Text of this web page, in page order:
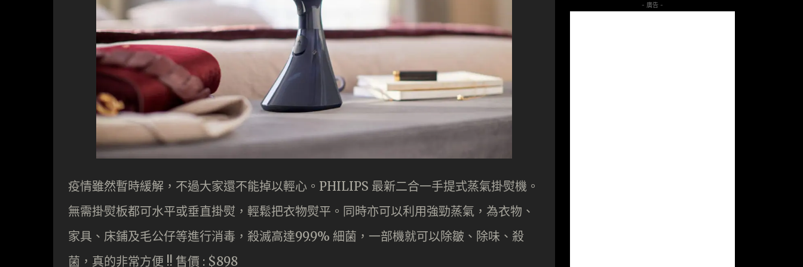
疫情雖然暫時緩解，不過大家還不能掉以輕心。PHILIPS 最新二合一手提式蒸氣掛熨機。
無需掛熨板都可水平或垂直掛熨，輕鬆把衣物熨平。同時亦可以利用強勁蒸氣，為衣物、
家具、床鋪及毛公仔等進行消毒，殺滅高達99.9% 細菌，一部機就可以除皺、除味、殺
菌，真的非常方便 !! 售價 : $898
- 廣告 -